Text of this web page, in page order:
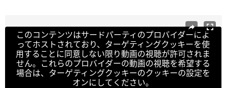
このコンテンツはサードパーティのプロバイダーによ
ってホストされており、ターゲティングクッキーを使
用することに同意しない限り動画の視聴が許可されま
せん。これらのプロバイダーの動画の視聴を希望する
場合は、ターゲティングクッキーのクッキーの設定を
オンにしてください。